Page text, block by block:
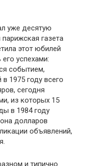
уже десятую
газета
этот юбилей
успехами:
событием,
1975 году всего
сегодня
из которых 15
в 1984 году
долларов
объявлений,
и типично